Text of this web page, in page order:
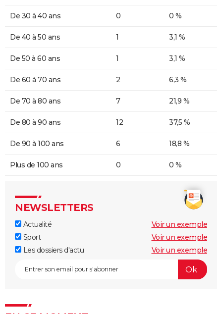
De 30 à 40 ans 0 0 %
De 40 à 50 ans 1 3,1 %
De 50 à 60 ans 1 3,1 %
De 60 à 70 ans 2 6,3 %
De 70 à 80 ans 7 21,9 %
De 80 à 90 ans 12 37,5 %
De 90 à 100 ans 6 18,8 %
Plus de 100 ans 0 0 %
NEWSLETTERS
Actualité
Voir un exemple
Sport
Voir un exemple
Les dossiers d'actu
Voir un exemple